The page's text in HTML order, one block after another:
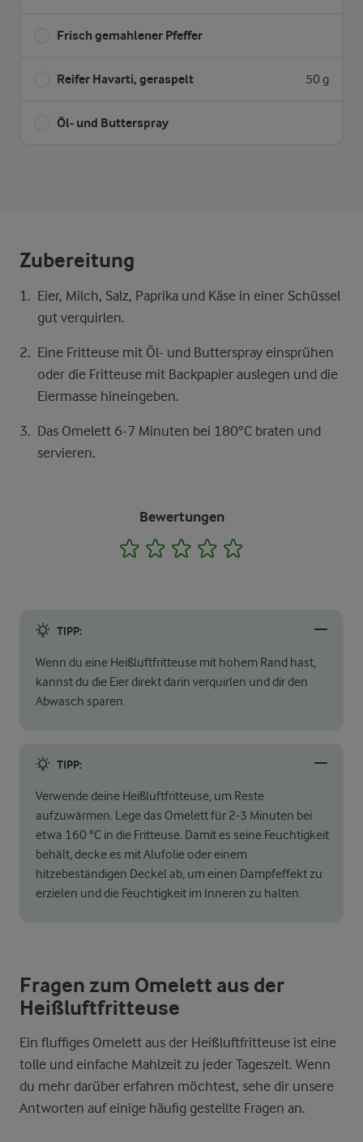
Frisch gemahlener Pfeffer
Reifer Havarti, geraspelt 50 g
Öl- und Butterspray
Zubereitung
Eier, Milch, Salz, Paprika und Käse in einer Schüssel
gut verquirlen.
Eine Fritteuse mit Öl- und Butterspray einsprühen
oder die Fritteuse mit Backpapier auslegen und die
Eiermasse hineingeben.
Das Omelett 6-7 Minuten bei 180°C braten und
servieren.
Bewertungen
1 2 3 4
TIPP:
Wenn du eine Heißluftfritteuse mit hohem Rand hast,
kannst du die Eier direkt darin verquirlen und dir den
Abwasch sparen.
TIPP:
Verwende deine Heißluftfritteuse, um Reste
aufzuwärmen. Lege das Omelett für 2-3 Minuten bei
etwa 160 °C in die Fritteuse. Damit es seine Feuchtigkeit
behält, decke es mit Alufolie oder einem
hitzebeständigen Deckel ab, um einen Dampfeffekt zu
erzielen und die Feuchtigkeit im Inneren zu halten.
Fragen zum Omelett aus der
Heißluftfritteuse
Ein fluffiges Omelett aus der Heißluftfritteuse ist eine
tolle und einfache Mahlzeit zu jeder Tageszeit. Wenn
du mehr darüber erfahren möchtest, sehe dir unsere
Antworten auf einige häufig gestellte Fragen an.